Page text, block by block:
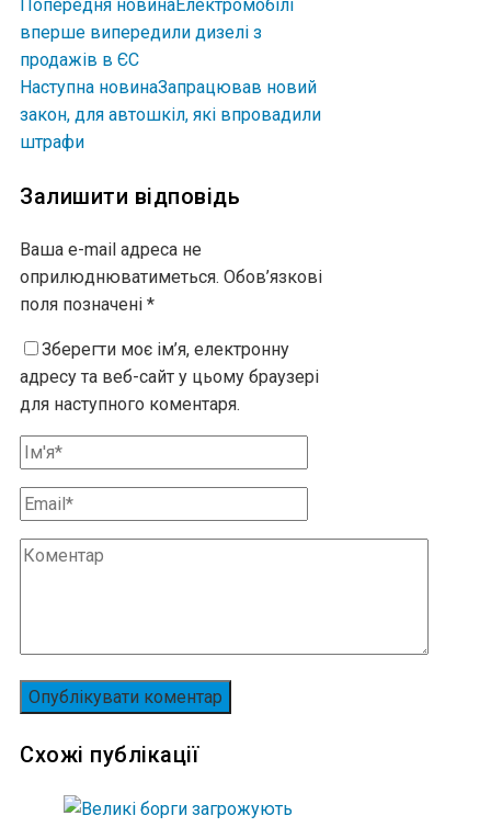
Попередня новинаЕлектромобілі
вперше випередили дизелі з
продажів в ЄС
Наступна новинаЗапрацював новий
закон, для автошкіл, які впровадили
штрафи
Залишити відповідь
Ваша e-mail адреса не
оприлюднюватиметься. Обов’язкові
поля позначені *
Зберегти моє ім’я, електронну
адресу та веб-сайт у цьому браузері
для наступного коментаря.
Схожі публікації